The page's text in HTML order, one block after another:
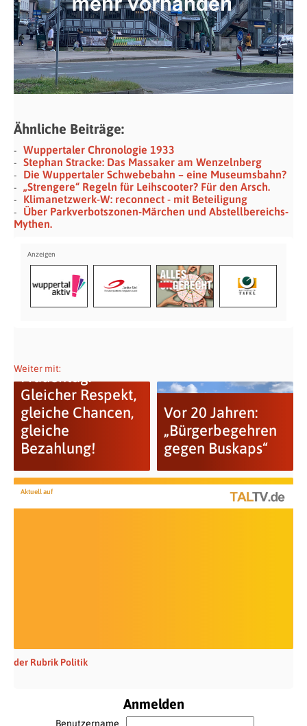
Ähnliche Beiträge:
Wuppertaler Chronologie 1933
Stephan Stracke: Das Massaker am Wenzelnberg
Die Wuppertaler Schwebebahn – eine Museumsbahn?
„Strengere“ Regeln für Leihscooter? Für den Arsch.
Klimanetzwerk-W: reconnect - mit Beteiligung
Über Parkverbotszonen-Märchen und Abstellbereichs-
Mythen.
Weiter mit:
Frauentag:
Gleicher Respekt,
gleiche Chancen,
gleiche
Bezahlung!
Vor 20 Jahren:
„Bürgerbegehren
gegen Buskaps“
Aktuell auf
der Rubrik Politik
Anmelden
Benutzername